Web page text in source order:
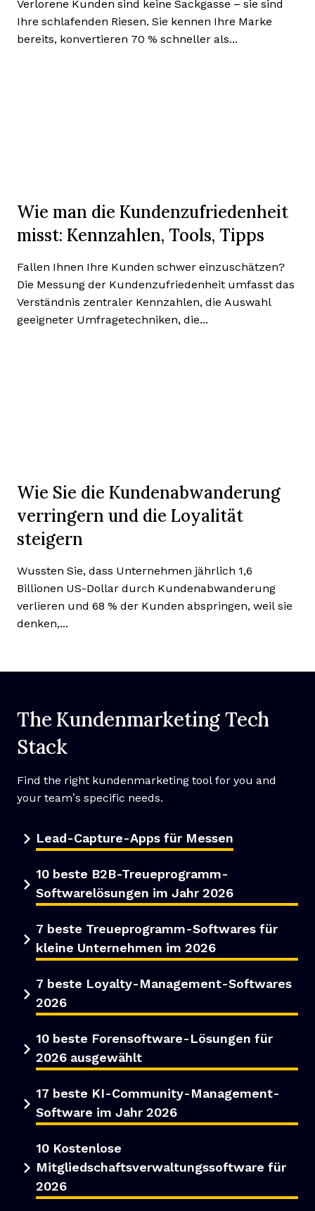
Verlorene Kunden sind keine Sackgasse – sie sind
Ihre schlafenden Riesen. Sie kennen Ihre Marke
bereits, konvertieren 70 % schneller als...
Wie man die Kundenzufriedenheit
misst: Kennzahlen, Tools, Tipps
Fallen Ihnen Ihre Kunden schwer einzuschätzen?
Die Messung der Kundenzufriedenheit umfasst das
Verständnis zentraler Kennzahlen, die Auswahl
geeigneter Umfragetechniken, die...
Wie Sie die Kundenabwanderung
verringern und die Loyalität
steigern
Wussten Sie, dass Unternehmen jährlich 1,6
Billionen US-Dollar durch Kundenabwanderung
verlieren und 68 % der Kunden abspringen, weil sie
denken,...
The Kundenmarketing Tech
Stack
Find the right kundenmarketing tool for you and
your team’s specific needs.
Lead-Capture-Apps für Messen
10 beste B2B-Treueprogramm-
Softwarelösungen im Jahr 2026
7 beste Treueprogramm-Softwares für
kleine Unternehmen im 2026
7 beste Loyalty-Management-Softwares
2026
10 beste Forensoftware-Lösungen für
2026 ausgewählt
17 beste KI-Community-Management-
Software im Jahr 2026
10 Kostenlose
Mitgliedschaftsverwaltungssoftware für
2026